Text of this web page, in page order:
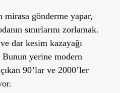
mirasa gönderme yapar,
sınırlarını zorlamak.
dar kesim kazayağı
Bunun yerine modern
90’lar ve 2000’ler